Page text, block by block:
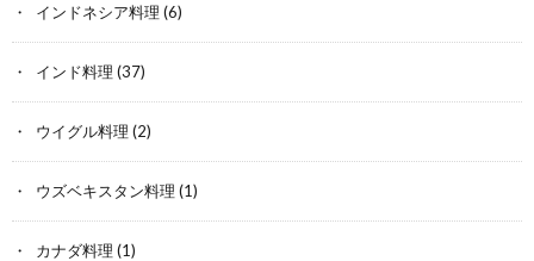
インドネシア料理 (6)
インド料理 (37)
ウイグル料理 (2)
ウズベキスタン料理 (1)
カナダ料理 (1)